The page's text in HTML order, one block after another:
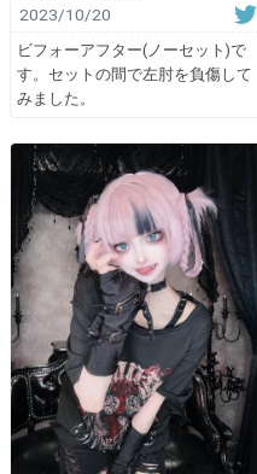
2023/10/20
ビフォーアフター(ノーセット)で
す。セットの間で左肘を負傷して
みました。